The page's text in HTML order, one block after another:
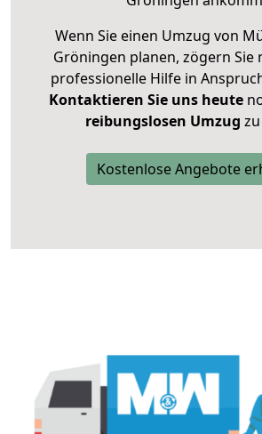
Wenn Sie einen Umzug von
Gröningen planen, zögern Sie
professionelle Hilfe in
Kontaktieren Sie uns heute
reibungslosen Umzug
Kostenlose Angebote